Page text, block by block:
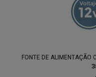
FONTE DE ALIMENTAÇÃO